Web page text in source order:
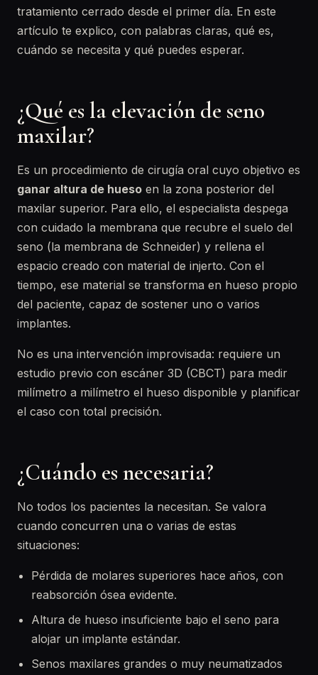
tratamiento cerrado desde el primer día. En este
artículo te explico, con palabras claras, qué es,
cuándo se necesita y qué puedes esperar.
¿Qué es la elevación de seno
maxilar?
Es un procedimiento de cirugía oral cuyo objetivo es
ganar altura de hueso en la zona posterior del
maxilar superior. Para ello, el especialista despega
con cuidado la membrana que recubre el suelo del
seno (la membrana de Schneider) y rellena el
espacio creado con material de injerto. Con el
tiempo, ese material se transforma en hueso propio
del paciente, capaz de sostener uno o varios
implantes.
No es una intervención improvisada: requiere un
estudio previo con escáner 3D (CBCT) para medir
milímetro a milímetro el hueso disponible y planificar
el caso con total precisión.
¿Cuándo es necesaria?
No todos los pacientes la necesitan. Se valora
cuando concurren una o varias de estas
situaciones:
Pérdida de molares superiores hace años, con
reabsorción ósea evidente.
Altura de hueso insuficiente bajo el seno para
alojar un implante estándar.
Senos maxilares grandes o muy neumatizados